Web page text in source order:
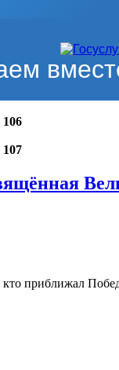
106
107
приближал